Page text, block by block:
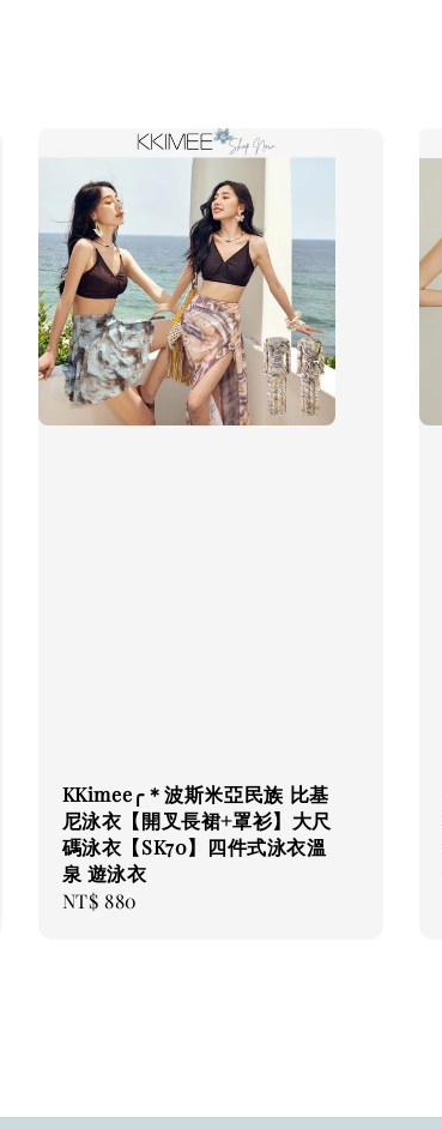
KKimee╭＊波斯米亞民族 比基
尼泳衣【開叉長裙+罩衫】大尺
碼泳衣【SK70】四件式泳衣溫
泉 遊泳衣
Regular
NT$ 880